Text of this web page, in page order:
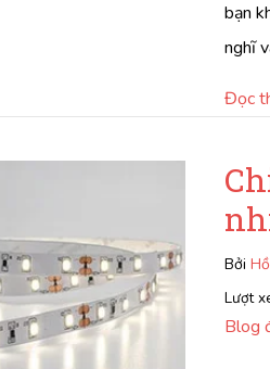
bạn
nghĩ
Đọc
Bởi
Lượt
Blog